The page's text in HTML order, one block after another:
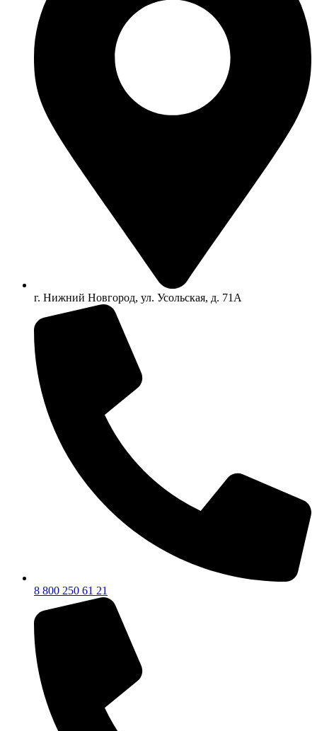
г. Нижний Новгород, ул. Усольская, д. 71А
8 800 250 61 21